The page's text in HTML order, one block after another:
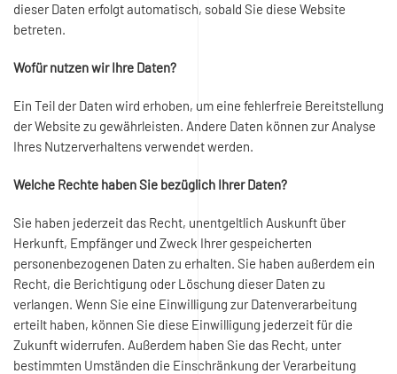
dieser Daten erfolgt automatisch, sobald Sie diese Website
betreten.
Wofür nutzen wir Ihre Daten?
Ein Teil der Daten wird erhoben, um eine fehlerfreie Bereitstellung
der Website zu gewährleisten. Andere Daten können zur Analyse
Ihres Nutzerverhaltens verwendet werden.
Welche Rechte haben Sie bezüglich Ihrer Daten?
Sie haben jederzeit das Recht, unentgeltlich Auskunft über
Herkunft, Empfänger und Zweck Ihrer gespeicherten
personenbezogenen Daten zu erhalten. Sie haben außerdem ein
Recht, die Berichtigung oder Löschung dieser Daten zu
verlangen. Wenn Sie eine Einwilligung zur Datenverarbeitung
erteilt haben, können Sie diese Einwilligung jederzeit für die
Zukunft widerrufen. Außerdem haben Sie das Recht, unter
bestimmten Umständen die Einschränkung der Verarbeitung